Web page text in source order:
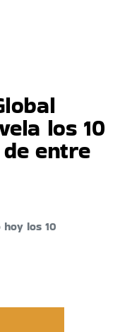
los 10
entre
los 10